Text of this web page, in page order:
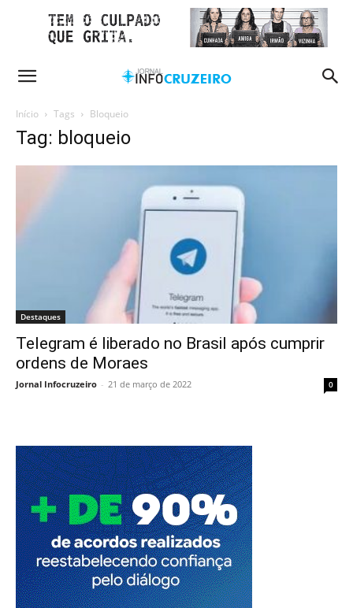
Início Tags Bloqueio
Tag: bloqueio
Destaques
Telegram é liberado no Brasil após cumprir
ordens de Moraes
Jornal Infocruzeiro - 21 de março de 2022 0